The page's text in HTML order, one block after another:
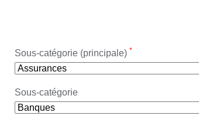
Sous-catégorie (principale) *
Sous-catégorie